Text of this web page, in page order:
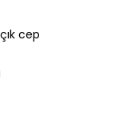
cep